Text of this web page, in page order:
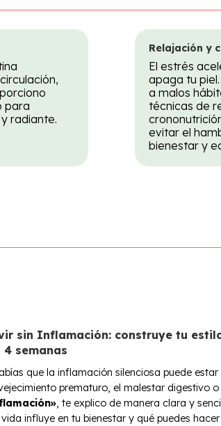
para
radiante.
Relajación y
El estrés
apaga tu
a malos
técnicas de
evitar el
bienestar y
sin Inflamación: construye tu
4 semanas
que la inflamación silenciosa puede
prematuro, el malestar digestivo
, te explico de manera clara y
influye en tu bienestar y qué puedes